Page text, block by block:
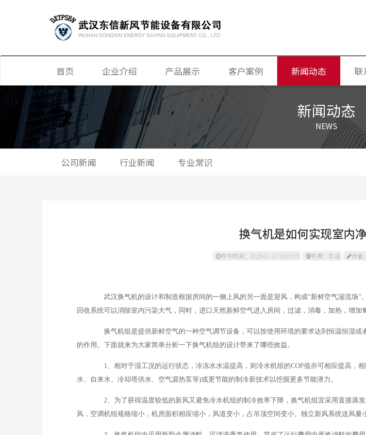
首页 企业介绍 产品展示
显热、全热新风换气机
单双向换气机
静音送风机
客户案例 新闻动态
行业新闻
专业常识
联
新闻动态
NEWS
公司新闻 行业新闻 专业常识
换气机是如何实现室内
发布时间：2019-02-13 14:09:29 来源：本站 作者
武汉换气机的设计和制造根据房间的一侧上风的另一面是迎风，构成“新鲜空气湍流场”
回收系统可以消除室内污染大气，同时，进口天然新鲜空气进入房间，过滤，消毒，加热，增加
换气机组是提供新鲜空气的一种空气调节设备，可以按使用环境的要求达到恒温恒湿或
的作用。下面就来为大家简单分析一下换气机组的设计带来了哪些效益。
1、相对于湿工况的运行状态，冷冻水水温提高，则冷水机组的COP值亦可相应提高，
水、自来水、冷却塔供水、空气源热泵等)或更节能的制冷新技术以挖掘更多节能潜力。
2、为了获得温度较低的新风又避免冷水机组的制冷效率下降，换气机组宜采用直接蒸
风，空调机组规格缩小，机房面积相应缩小，风道变小，占吊顶空间变小。独立新风系统送风量